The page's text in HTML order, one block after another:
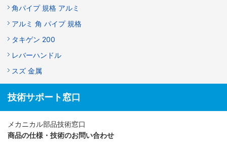
角パイプ 規格 アルミ
アルミ 角 パイプ 規格
タキゲン 200
レバーハンドル
スズ 金属
技術サポート窓口
メカニカル部品技術窓口
商品の仕様・技術のお問い合わせ